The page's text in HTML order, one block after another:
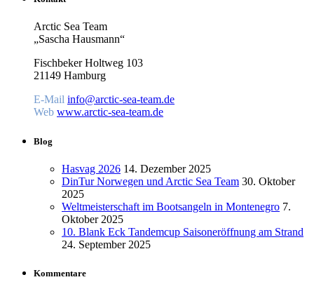
Arctic Sea Team
„Sascha Hausmann“
Fischbeker Holtweg 103
21149 Hamburg
E-Mail info@arctic-sea-team.de
Web www.arctic-sea-team.de
Blog
Hasvag 2026 14. Dezember 2025
DinTur Norwegen und Arctic Sea Team 30. Oktober
2025
Weltmeisterschaft im Bootsangeln in Montenegro 7.
Oktober 2025
10. Blank Eck Tandemcup Saisoneröffnung am Strand
24. September 2025
Kommentare